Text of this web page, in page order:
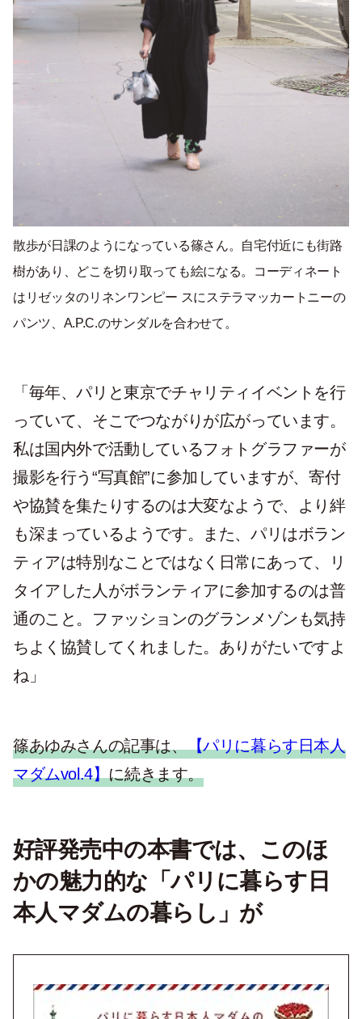
散歩が日課のようになっている篠さん。自宅付近にも街路
樹があり、どこを切り取っても絵になる。コーディネート
はリゼッタのリネンワンピー スにステラマッカートニーの
パンツ、A.P.C.のサンダルを合わせて。
「毎年、パリと東京でチャリティイベントを行
っていて、そこでつながりが広がっています。
私は国内外で活動しているフォトグラファーが
撮影を行う“写真館”に参加していますが、寄付
や協賛を集たりするのは大変なようで、より絆
も深まっているようです。また、パリはボラン
ティアは特別なことではなく日常にあって、リ
タイアした人がボランティアに参加するのは普
通のこと。ファッションのグランメゾンも気持
ちよく協賛してくれました。ありがたいですよ
ね」
篠あゆみさんの記事は、【パリに暮らす日本人
マダムvol.4】に続きます。
好評発売中の本書では、このほ
かの魅力的な「パリに暮らす日
本人マダムの暮らし」が